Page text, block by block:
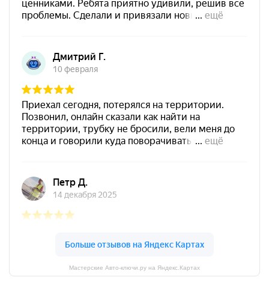
Мастерские Авто-ключи.ру на Яндекс.Картах